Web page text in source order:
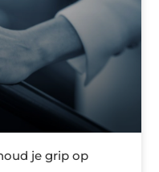
je grip op